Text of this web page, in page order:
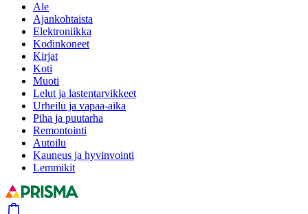
Ale
Ajankohtaista
Elektroniikka
Kodinkoneet
Kirjat
Koti
Muoti
Lelut ja lastentarvikkeet
Urheilu ja vapaa-aika
Piha ja puutarha
Remontointi
Autoilu
Kauneus ja hyvinvointi
Lemmikit